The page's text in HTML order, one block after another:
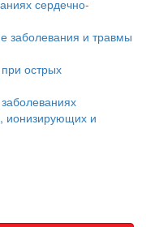
сердечно-
заболевания и травмы
острых
ионизирующих и